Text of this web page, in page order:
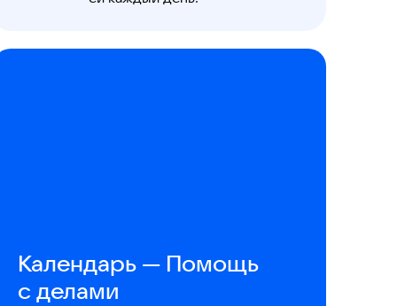
Календарь — Помощь
с делами